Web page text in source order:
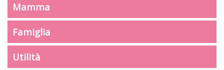
Mamma
Famiglia
Utilità